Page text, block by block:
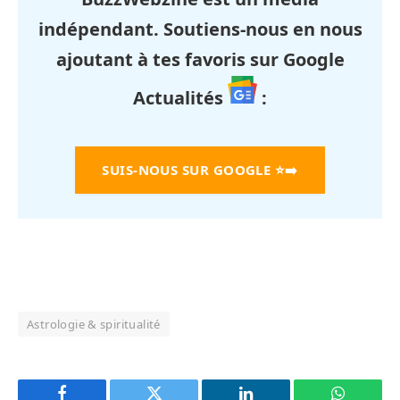
indépendant. Soutiens-nous en nous
ajoutant à tes favoris sur Google
Actualités
:
SUIS-NOUS SUR GOOGLE ⭐➡️
Astrologie & spiritualité